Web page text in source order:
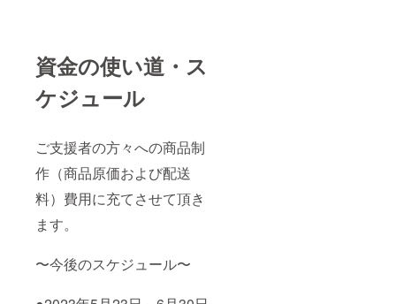
資金の使い道・ス
ケジュール
ご支援者の方々への商品制
作（商品原価および配送
料）費用に充てさせて頂き
ます。
〜今後のスケジュール〜